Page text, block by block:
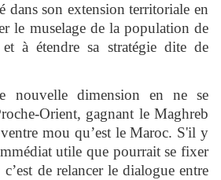
dans son extension territoriale en
le muselage de la population de
à étendre sa stratégie dite de
nouvelle dimension en ne se
Orient, gagnant le Maghreb
mou qu’est le Maroc. S'il y
utile que pourrait se fixer
de relancer le dialogue entre